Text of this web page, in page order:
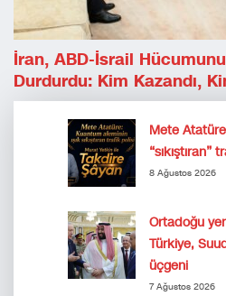
İran, ABD-İsrail
Durdurdu: Kim Kazandı,
Mete
“sıkıştıran”
8 Ağustos 2026
Ortadoğu
Türkiye,
üçgeni
7 Ağustos 2026